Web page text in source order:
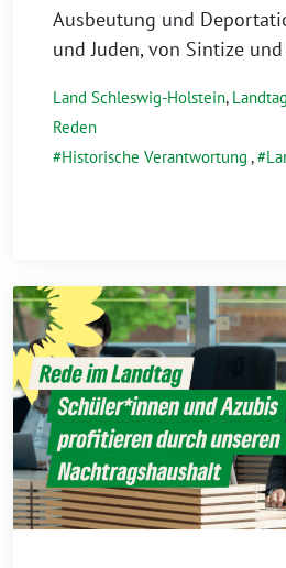
Ausbeutung und
und Juden, von Sintize
Land Schleswig-Holstein, Landtag
Reden
Historische Verantwortung ,